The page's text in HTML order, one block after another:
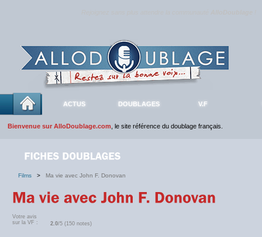
ACTUS DOUBLAGES V.F
Bienvenue sur AlloDoublage.com , le site référence du doublage français.
Films > Ma vie avec John F. Donovan
Votre avis
sur la VF :
2.0/5 (150 notes)